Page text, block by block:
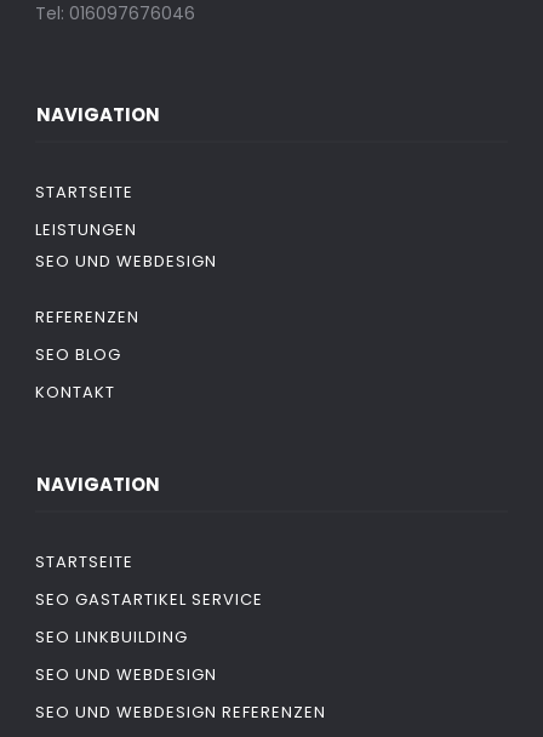
Tel: 016097676046
NAVIGATION
STARTSEITE
LEISTUNGEN
SEO UND WEBDESIGN
REFERENZEN
SEO BLOG
KONTAKT
NAVIGATION
STARTSEITE
SEO GASTARTIKEL SERVICE
SEO LINKBUILDING
SEO UND WEBDESIGN
SEO UND WEBDESIGN REFERENZEN